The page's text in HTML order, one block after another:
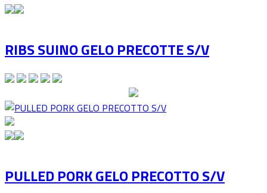
RIBS SUINO GELO PRECOTTE S/V
PULLED PORK GELO PRECOTTO S/V